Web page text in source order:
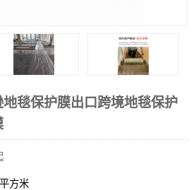
毯保护膜出口跨境地毯保护
方米
一次性隔离膜